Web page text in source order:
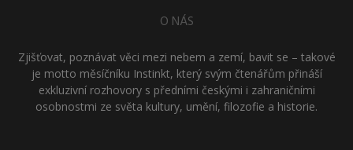
O NÁS
Zjišťovat, poznávat věci mezi nebem a zemí, bavit se – takové
je motto měsíčníku Instinkt, který svým čtenářům přináší
exkluzivní rozhovory s předními českými i zahraničními
osobnostmi ze světa kultury, umění, filozofie a historie.